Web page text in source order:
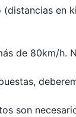
en
de 80km/h.
son